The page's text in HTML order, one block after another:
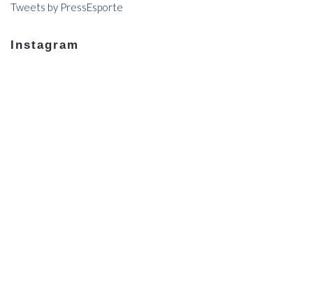
Tweets by PressEsporte
Instagram